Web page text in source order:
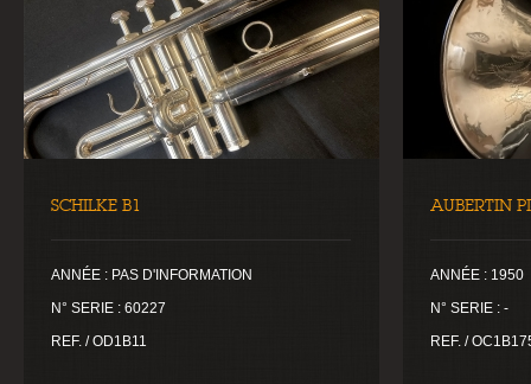
SCHILKE B1
ANNÉE : PAS D'INFORMATION
N° SERIE : 60227
REF. / OD1B11
AUBERTIN
ANNÉE : 1950
N° SERIE : -
REF. /